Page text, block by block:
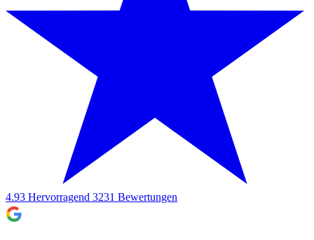
4.93 Hervorragend 3231 Bewertungen